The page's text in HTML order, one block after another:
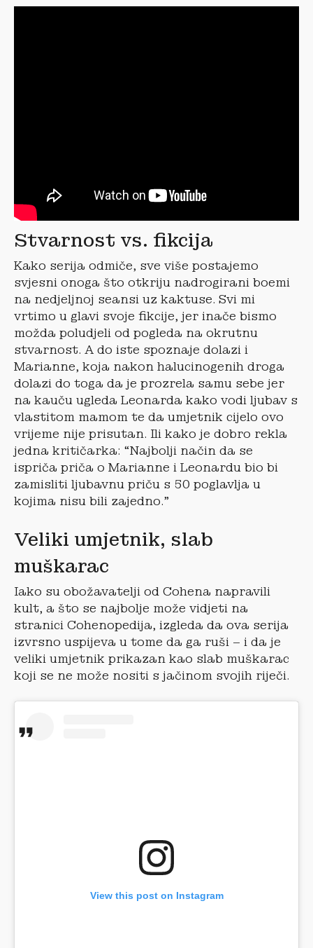
Stvarnost vs. fikcija
Kako serija odmiče, sve više postajemo
svjesni onoga što otkriju nadrogirani boemi
na nedjeljnoj seansi uz kaktuse. Svi mi
vrtimo u glavi svoje fikcije, jer inače bismo
možda poludjeli od pogleda na okrutnu
stvarnost. A do iste spoznaje dolazi i
Marianne, koja nakon halucinogenih droga
dolazi do toga da je prozrela samu sebe jer
na kauču ugleda Leonarda kako vodi ljubav s
vlastitom mamom te da umjetnik cijelo ovo
vrijeme nije prisutan. Ili kako je dobro rekla
jedna kritičarka: “Najbolji način da se
ispriča priča o Marianne i Leonardu bio bi
zamisliti ljubavnu priču s 50 poglavlja u
kojima nisu bili zajedno.”
Veliki umjetnik, slab
muškarac
Iako su obožavatelji od Cohena napravili
kult, a što se najbolje može vidjeti na
stranici Cohenopedija, izgleda da ova serija
izvrsno uspijeva u tome da ga ruši – i da je
veliki umjetnik prikazan kao slab muškarac
koji se ne može nositi s jačinom svojih riječi.
View this post on Instagram